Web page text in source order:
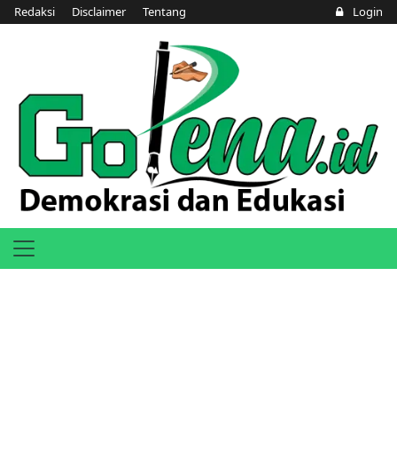
Redaksi Disclaimer Tentang Login